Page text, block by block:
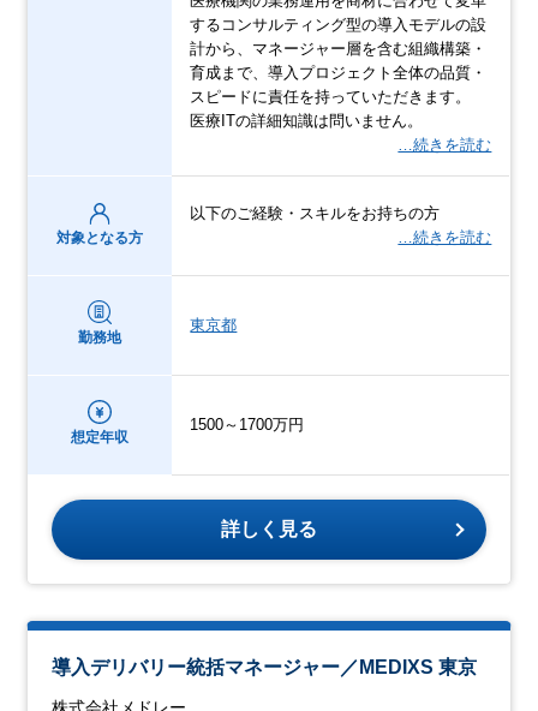
するコンサルティング型の導入モデルの設
計から、マネージャー層を含む組織構築・
育成まで、導入プロジェクト全体の品質・
スピードに責任を持っていただきます。
医療ITの詳細知識は問いません。
…続きを読む
対象となる方
以下のご経験・スキルをお持ちの方
…続きを読む
勤務地
東京都
想定年収
1500～1700万円
詳しく見る
導入デリバリー統括マネージャー／MEDIXS 東京
株式会社メドレー